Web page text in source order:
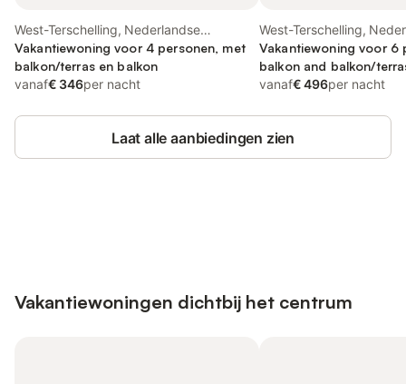
West-Terschelling, Nederlandse
waddeneilanden
Vakantiewoning voor 4 personen, met
balkon/terras en balkon
vanaf€ 346per nacht
West-Terschelling,
waddeneilanden
Vakantiewoning voor 6
balkon and balkon/
sauna
vanaf€ 496per nacht
Laat alle aanbiedingen zien
Vakantiewoningen dichtbij het centrum